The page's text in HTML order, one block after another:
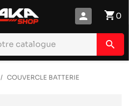
shopping_cart0
person
search
COUVERCLE BATTERIE